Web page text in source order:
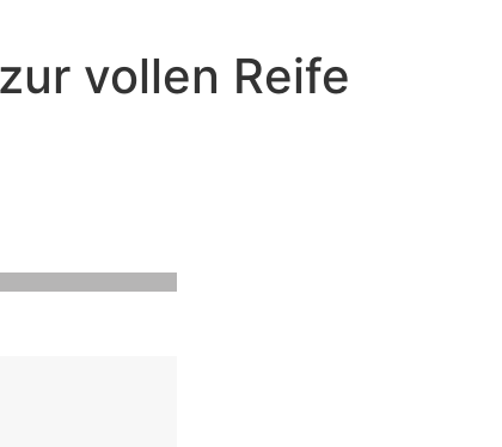
vollen Reife